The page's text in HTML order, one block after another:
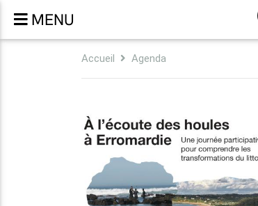
MENU
Accueil Agenda